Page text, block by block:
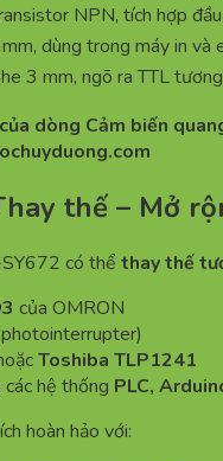
NPN, tích hợp
dùng trong máy in và
3 mm, ngõ ra TTL
dòng Cảm biến
thế – Mở
có thể thay thế
của OMRON
Toshiba TLP1241
hệ thống PLC,
hoàn hảo với: